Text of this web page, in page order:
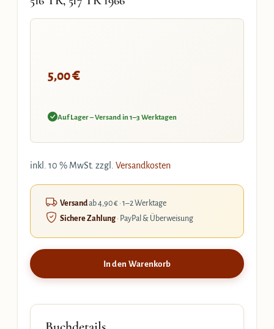
5,00€
Auf Lager – Versand in 1–3 Werktagen
inkl. 10 % MwSt. zzgl. Versandkosten
Versandab 4,90 € · 1–2 Werktage
Sichere Zahlung· PayPal & Überweisung
In den Warenkorb